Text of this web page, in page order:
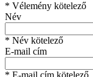
* Vélemény kötelező
Név
* Név kötelező
E-mail cím